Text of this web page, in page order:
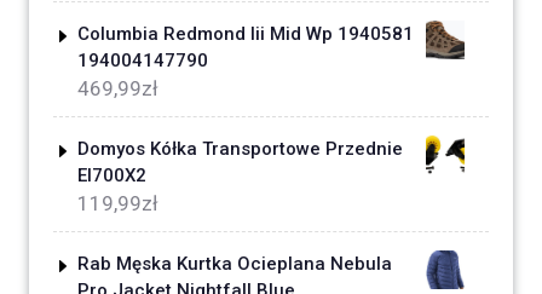
Columbia Redmond Iii Mid Wp 1940581
194004147790
469,99zł
Domyos Kółka Transportowe Przednie
El700X2
119,99zł
Rab Męska Kurtka Ocieplana Nebula